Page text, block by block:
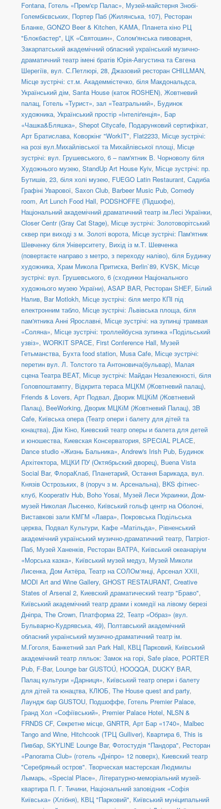
Fontana, Готель «Прем'єр Палас», Музей-майстерня Знобі-
Голембієвських, Портер Паб (Жилянська, 107), Ресторан
Бланке, GONZO Beer & Kitchen, KAMA, Планета кіно РЦ
"Блокбастер", ЦК «Святошин», Солом'янська пивоварня,
Закарпатський академічний обласний український музично-
драматичний театр імені братів Юрія-Августина та Євгена
Шерегіїв, вул. С.Петлюрі, 28, Джазовий ресторан CHILLMAN,
Місце зустрічі: ст.м. Академмістечко, біля Макдональдса,
Український дім, Santa House (каток ROSHEN), Жовтневий
палац, Готель «Турист», зал «Театральний», Будинок
художника, Український простір «Інтеліґенція», Бар
«Чашка&Бляшка», Shepot Citycafe, Подарунковий сертифікат,
Арт Братислава, Коворкінг "WorkIT", Flat2233, Місце зустрічі:
на розі вул.Михайлівської та Михайлівської площі, Місце
зустрічі: вул. Грушевського, 6 – пам'ятник В. Чорноволу біля
Художнього музею, StandUp Art House Kyiv, Місце зустрічі: пр.
Бутишів, 23, біля холі музею, FUEGO Latin Restaurant, Садиба
Графіні Уварової, Saxon Club, Barbeer Music Pub, Comedy
room, Art Lunch Food Hall, PODSHOFFE (Підшофе),
Національний академічний драматичний театр ім.Лесі Українки,
Closer Centr (Gray Cat Stage), Місце зустрічі: Золотоворітський
сквер при виході з м. Золоті ворота, Місце зустрічі: Пам'ятник
Шевченку біля Університету, Вихід із м.Т. Шевченка
(повертаєте направо з метро, з переходу наліво), біля Будинку
художника, Храм Микола Притиска, Berlin`89, KVSK, Місце
зустрічі: вул. Грушевського, 6 (сходинки Національного
художнього музею України), ASAP BAR, Ресторан SHEF, Білий
Налив, Bar Motlokh, Місце зустрічі: біля метро КПІ під
електронним табло, Місце зустрічі: Львівська площа, біля
пам'ятника Анні Ярославні, Місце зустрічі: на зупинці трамвая
«Соляна», Місце зустрічі: троллейбусна зупинка «Подільський
узвіз», WORKIT SPACE, First Conference Hall, Музей
Гетьманства, Бухта food station, Musa Cafe, Місце зустрічі:
перетин вул. Л. Толстого та Антоновича(бульвар), Малая
сцена Театра BEAT, Місце зустрічі: Майдан Незалежності, біля
Головпоштампту, Відкрита тераса МЦКМ (Жовтневий палац),
Friends & Lovers, Арт Подвал, Дворик МЦКіМ (Жовтневий
Палац), BeeWorking, Дворик МЦКіМ (Жовтневий Палац), 3B
Cafe, Київська опера (Театр опери і балету для дітей та
юнацтва), Дім Кіно, Киевский театр оперы и балета для детей
и юношества, Киевская Консерватория, SPECIAL PLACE,
Dance studio «Жизнь Бальника», Andrew's Irish Pub, Будинок
Архітектора, МЦКИ ПУ (Октябрьский дворец), Buena Vista
Social Bar, ФлораКлаб, Планетарий, Остання Барикада, вул.
Князів Острозьких, 8 (поруч з м. Арсенальна), BKS фітнес-
клуб, Kooperativ Hub, Boho Yosai, Музей Леси Украинки, Дом-
музей Николая Лысенко, Київський гольф центр на Оболоні,
Виставкові зали КМГМ «Лавра», Покровська Подільська
церква, Подвал Культури, Кафе «Матільда», Рівненський
академічний український музично-драматичний театр, Патріот-
Паб, Музей Ханенків, Ресторан ВАТРА, Київський океанаріум
«Морська казка», Київський музей медуз, Музей Миколи
Лисенка, Дом Актёра, Театр на СОЛОм‘янці, Арсенал ХХІІ,
MODI Art and Wine Gallery, GHOST RESTAURANT, Creative
States of Arsenal 2, Киевский драматический театр "Браво",
Київський академічний театр драми і комедії на лівому березі
Дніпра, The Crown, Платформа 22, Театр «Образ» (вул.
Бульварно-Кудрявська, 49), Полтавський академічний
обласний український музично-драматичний театр ім.
М.Гоголя, Банкетний зал Park Hall, КВЦ Парковий, Київський
академічний театр ляльок: Замок на горі, Safe place, PORTER
Pub, F-Bar, Lounge bar GUSTOÚ, HOOQQA, DUCKY BAR,
Палац культури «Дарниця», Київський театр опери і балету
для дітей та юнацтва, КЛЮБ, The House quest and party,
Лаундж бар GUSTOU, Подшоффе, Готель Premier Palace,
Гранд Хол «Софіївський», Premier Palace Hotel, NLSN &
FRNDS CF, Секретне місце, GNRTR, Арт Бар «1740», Malbec
Tango and Wine, Hitchcook (ТРЦ Gulliver), Квартира 6, This is
Пивбар, SKYLINE Lounge Bar, Фотостудія "Пандора", Ресторан
«Panorama Club» (готель «Дніпро» 12 поверх), Киевский театр
"Серебряный остров". Творческая мастерская Людмилы
Лымарь, «Special Place», Літературно-меморіальний музей-
квартира П. Г. Тичини, Національний заповідник «Софія
Київська» (Хлібня), КВЦ "Парковий", Київський муніципальний